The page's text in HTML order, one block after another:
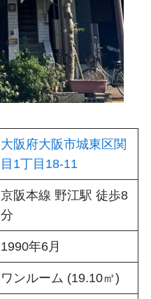
大阪府大阪市城東区関
目1丁目18-11
京阪本線 野江駅 徒歩8
分
1990年6月
ワンルーム (19.10㎡)